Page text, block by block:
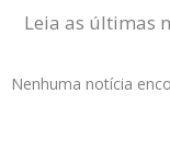
Leia as últimas
Nenhuma notícia